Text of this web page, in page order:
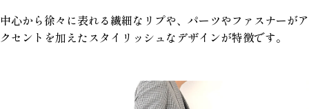
中心から徐々に表れる繊細なリプや、パーツやファスナーがア
クセントを加えたスタイリッシュなデザインが特徴です。